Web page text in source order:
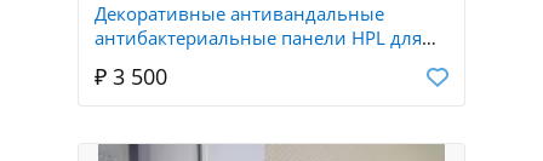
Декоративные антивандальные
антибактериальные панели HPL для
больниц
₽ 3 500